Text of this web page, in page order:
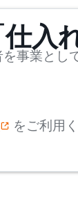
入
事業とし
をご利用